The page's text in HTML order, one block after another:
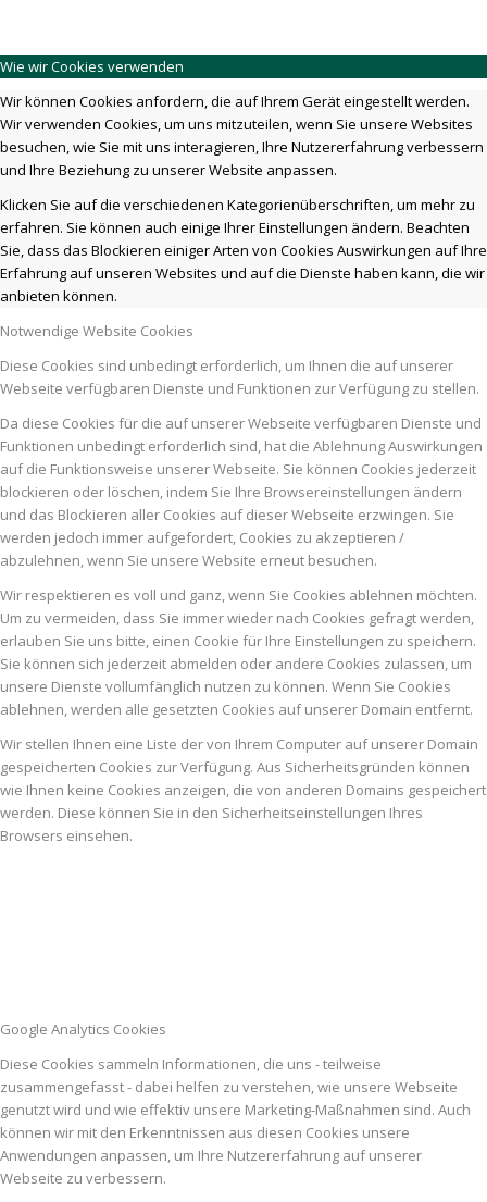
Wie wir Cookies verwenden
Wir können Cookies anfordern, die auf Ihrem Gerät eingestellt werden.
Wir verwenden Cookies, um uns mitzuteilen, wenn Sie unsere Websites
besuchen, wie Sie mit uns interagieren, Ihre Nutzererfahrung verbessern
und Ihre Beziehung zu unserer Website anpassen.
Klicken Sie auf die verschiedenen Kategorienüberschriften, um mehr zu
erfahren. Sie können auch einige Ihrer Einstellungen ändern. Beachten
Sie, dass das Blockieren einiger Arten von Cookies Auswirkungen auf Ihre
Erfahrung auf unseren Websites und auf die Dienste haben kann, die wir
anbieten können.
Notwendige Website Cookies
Diese Cookies sind unbedingt erforderlich, um Ihnen die auf unserer
Webseite verfügbaren Dienste und Funktionen zur Verfügung zu stellen.
Da diese Cookies für die auf unserer Webseite verfügbaren Dienste und
Funktionen unbedingt erforderlich sind, hat die Ablehnung Auswirkungen
auf die Funktionsweise unserer Webseite. Sie können Cookies jederzeit
blockieren oder löschen, indem Sie Ihre Browsereinstellungen ändern
und das Blockieren aller Cookies auf dieser Webseite erzwingen. Sie
werden jedoch immer aufgefordert, Cookies zu akzeptieren /
abzulehnen, wenn Sie unsere Website erneut besuchen.
Wir respektieren es voll und ganz, wenn Sie Cookies ablehnen möchten.
Um zu vermeiden, dass Sie immer wieder nach Cookies gefragt werden,
erlauben Sie uns bitte, einen Cookie für Ihre Einstellungen zu speichern.
Sie können sich jederzeit abmelden oder andere Cookies zulassen, um
unsere Dienste vollumfänglich nutzen zu können. Wenn Sie Cookies
ablehnen, werden alle gesetzten Cookies auf unserer Domain entfernt.
Wir stellen Ihnen eine Liste der von Ihrem Computer auf unserer Domain
gespeicherten Cookies zur Verfügung. Aus Sicherheitsgründen können
wie Ihnen keine Cookies anzeigen, die von anderen Domains gespeichert
werden. Diese können Sie in den Sicherheitseinstellungen Ihres
Browsers einsehen.
Google Analytics Cookies
Diese Cookies sammeln Informationen, die uns - teilweise
zusammengefasst - dabei helfen zu verstehen, wie unsere Webseite
genutzt wird und wie effektiv unsere Marketing-Maßnahmen sind. Auch
können wir mit den Erkenntnissen aus diesen Cookies unsere
Anwendungen anpassen, um Ihre Nutzererfahrung auf unserer
Webseite zu verbessern.